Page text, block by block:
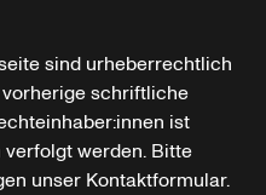
sind urheberrechtlich
vorherige schriftliche
ist
werden. Bitte
unser Kontaktformular.